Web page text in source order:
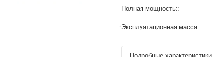
Полная мощность::
Эксплуатационная масса::
Подробные характеристики